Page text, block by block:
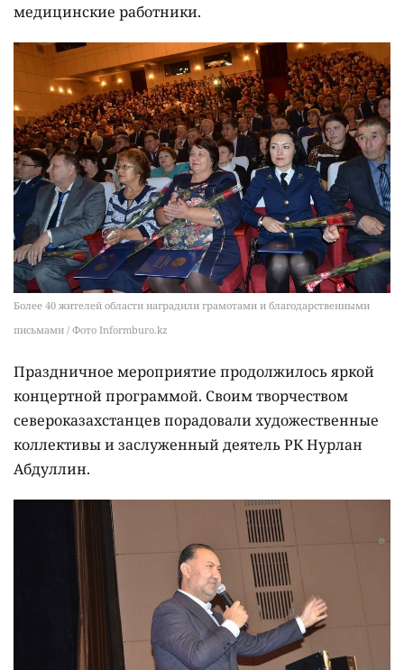
медицинские работники.
Более 40 жителей области наградили грамотами и благодарственными
письмами / Фото Informburo.kz
Праздничное мероприятие продолжилось яркой
концертной программой. Своим творчеством
североказахстанцев порадовали художественные
коллективы и заслуженный деятель РК Нурлан
Абдуллин.